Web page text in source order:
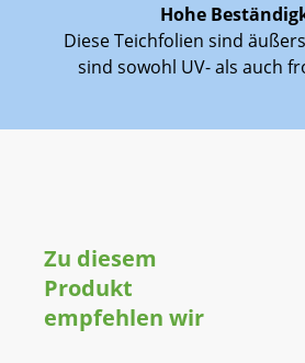
Hohe
Diese Teichfolien sind
sind sowohl UV- als auch
Zu diesem
Produkt
empfehlen wir